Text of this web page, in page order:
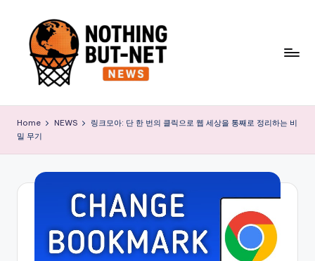
content
o
t
Home NEWS
링크모아: 단 한 번의 클릭으로 웹 세상을 통째로 정리하는 비
밀 무기